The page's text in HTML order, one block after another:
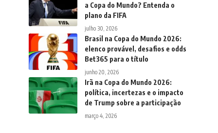
a Copa do Mundo? Entenda o
plano da FIFA
julho 30, 2026
Brasil na Copa do Mundo 2026:
elenco provável, desafios e odds
Bet365 para o título
junho 20, 2026
Irã na Copa do Mundo 2026:
política, incertezas e o impacto
de Trump sobre a participação
março 4, 2026